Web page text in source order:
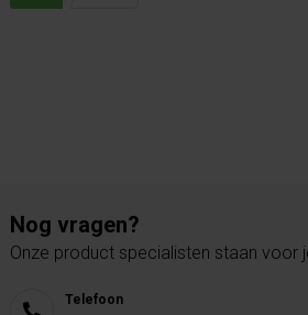
Nog vragen?
Onze product specialisten staan voor
Telefoon